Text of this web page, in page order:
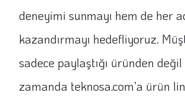
deneyimi sunmayı hem de her
kazandırmayı hedefliyoruz.
sadece paylaştığı üründen değil
zamanda teknosa.com’a ürün